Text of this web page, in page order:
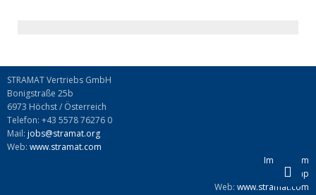
STRAMAT Vertriebs GmbH
Bonigstraße 25b
6973 Höchst / Österreich
Telefon: +43 5578 76276 0
Mail: jobs@stramat.org
Web: www.stramat.com
Impressum
Sitemap
Web: www.stramat.com